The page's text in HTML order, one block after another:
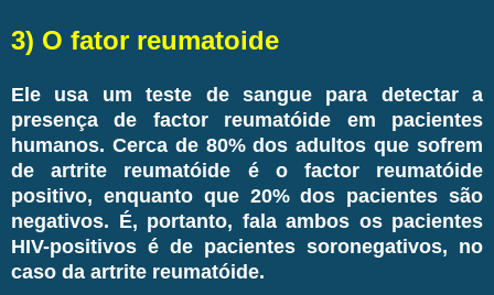
3) O fator reumatoide
Ele usa um teste de sangue para detectar a
presença de factor reumatóide em pacientes
humanos. Cerca de 80% dos adultos que sofrem
de artrite reumatóide é o factor reumatóide
positivo, enquanto que 20% dos pacientes são
negativos. É, portanto, fala ambos os pacientes
HIV-positivos é de pacientes soronegativos, no
caso da artrite reumatóide.